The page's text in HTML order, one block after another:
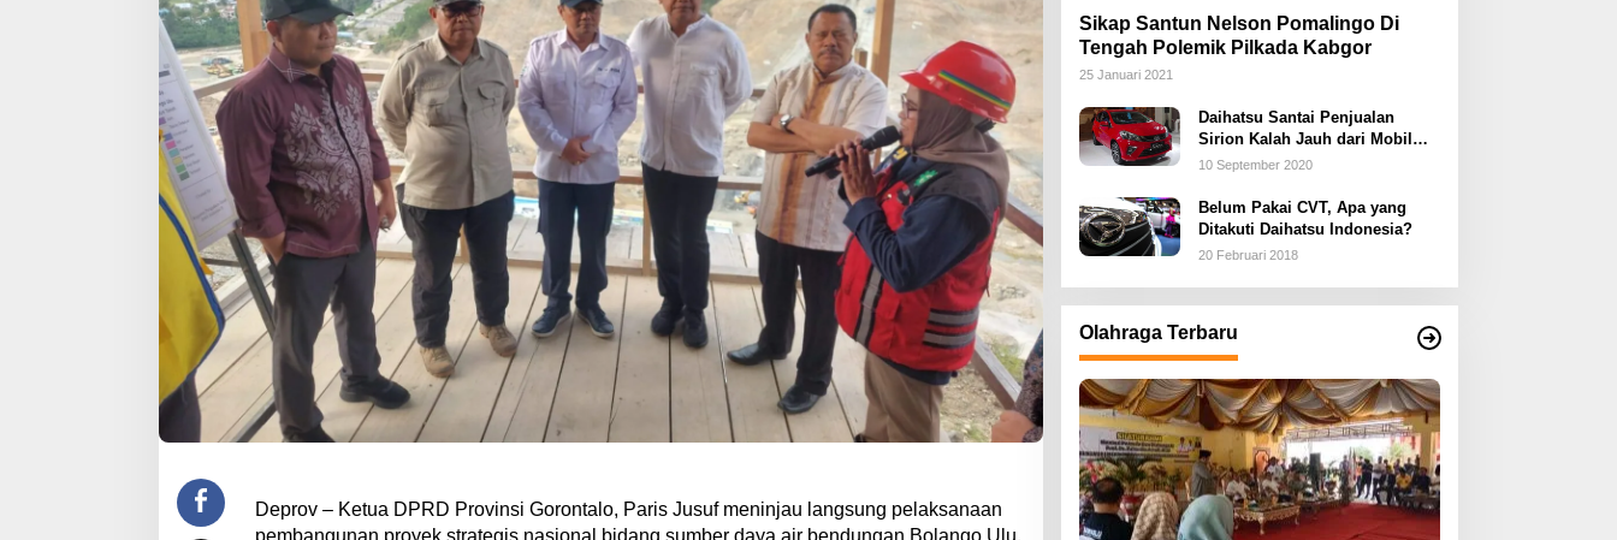
Deprov – Ketua DPRD Provinsi Gorontalo, Paris Jusuf meninjau langsung pelaksanaan
pembangunan proyek strategis nasional bidang sumber daya air bendungan Bolango Ulu,
Sikap Santun Nelson Pomalingo Di
Tengah Polemik Pilkada Kabgor
25 Januari 2021
Daihatsu Santai Penjualan
Sirion Kalah Jauh dari Mobil
LCGC
10 September 2020
Belum Pakai CVT, Apa yang
Ditakuti Daihatsu Indonesia?
20 Februari 2018
Olahraga Terbaru